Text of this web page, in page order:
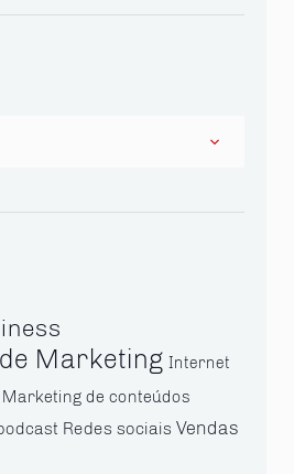
Marketing Internet
Marketing de conteúdos
Redes sociais Vendas